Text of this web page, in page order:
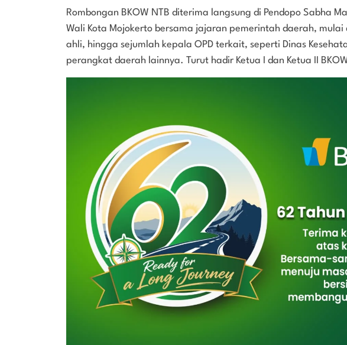
Rombongan BKOW NTB diterima langsung di Pendopo Sabha
Wali Kota Mojokerto bersama jajaran pemerintah daerah,
ahli, hingga sejumlah kepala OPD terkait, seperti Dinas
perangkat daerah lainnya. Turut hadir Ketua I dan Ketua II